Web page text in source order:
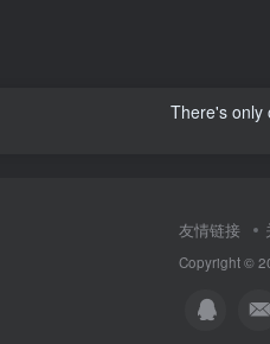
There's only
友情链接
Copyright ©